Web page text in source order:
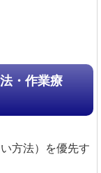
・作業療
方法）を優先す